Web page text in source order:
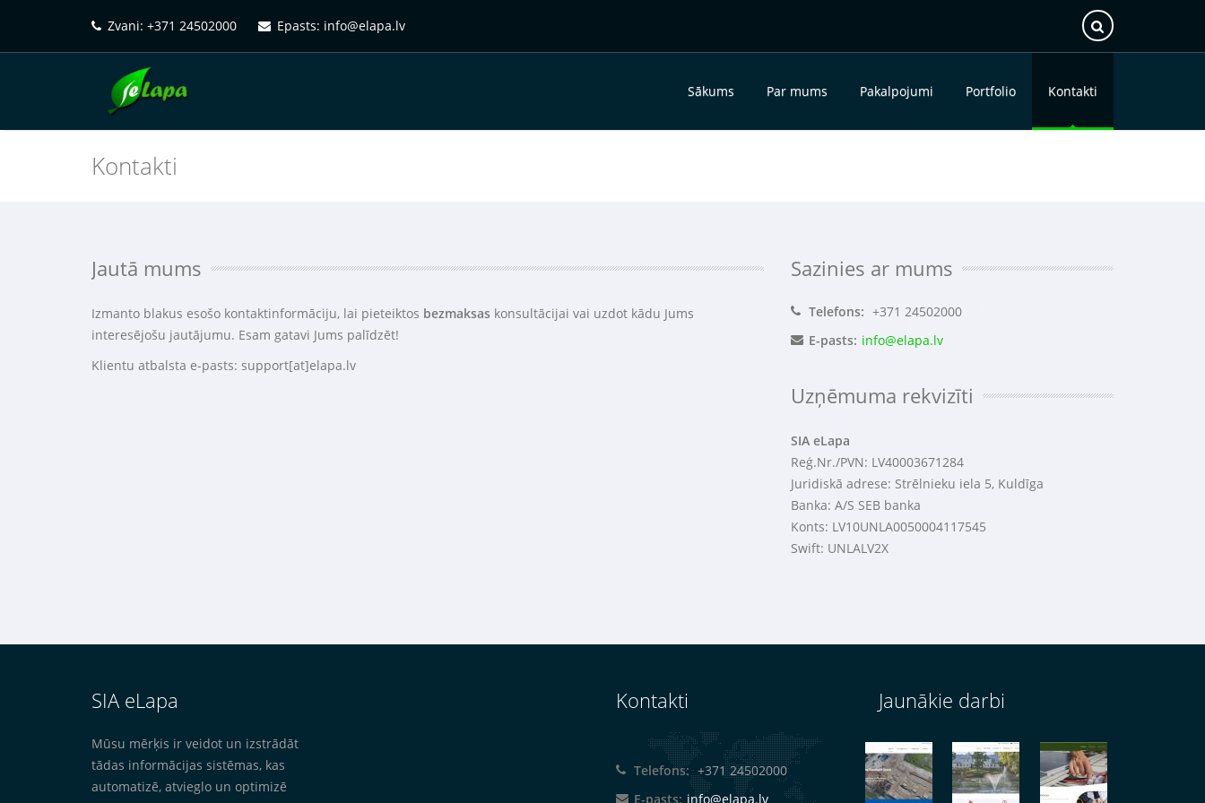
Zvani: +371 24502000 Epasts: info@elapa.lv
Sākums Par mums Pakalpojumi Portfolio Kontakti
Kontakti
Jautā mums
Izmanto blakus esošo kontaktinformāciju, lai pieteiktos bezmaksas konsultācijai vai uzdot kādu Jums
interesējošu jautājumu. Esam gatavi Jums palīdzēt!
Klientu atbalsta e-pasts: support[at]elapa.lv
Sazinies ar mums
Telefons: +371 24502000
E-pasts: info@elapa.lv
Uzņēmuma rekvizīti
SIA eLapa
Reģ.Nr./PVN: LV40003671284
Juridiskā adrese: Strēlnieku iela 5, Kuldīga
Banka: A/S SEB banka
Konts: LV10UNLA0050004117545
Swift: UNLALV2X
SIA eLapa
Mūsu mērķis ir veidot un izstrādāt
tādas informācijas sistēmas, kas
automatizē, atvieglo un optimizē
Kontakti
Telefons: +371 24502000
E-pasts: info@elapa.lv
Jaunākie darbi